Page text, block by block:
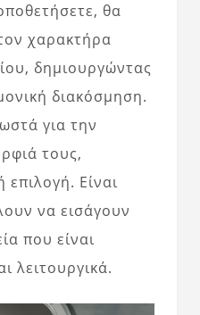
θα
χαρακτήρα
δημιουργώντας
διακόσμηση.
για την
τους,
επιλογή. Είναι
να εισάγουν
που είναι
λειτουργικά.